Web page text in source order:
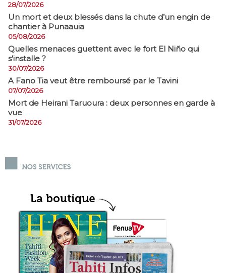
28/07/2026
​Un mort et deux blessés dans la chute d’un engin de
chantier à Punaauia
05/08/2026
Quelles menaces guettent avec le fort El Niño qui
s’installe ?
30/07/2026
A Fano Tia veut être remboursé par le Tavini
07/07/2026
Mort de Heirani Taruoura : deux personnes en garde à
vue
31/07/2026